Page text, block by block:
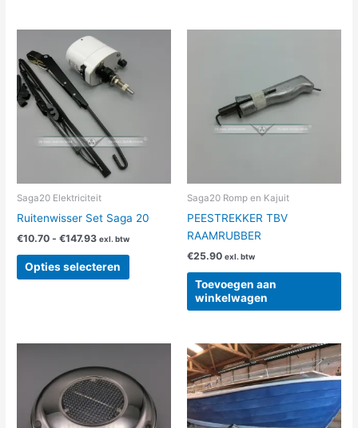
Saga20 Elektriciteit
Ruitenwisser Set Saga 20
€10.70 - €147.93
€10.70
tot
€147.93
exl. btw
Opties selecteren
meerdere
optie
op
Saga20 Romp en Kajuit
PEESTREKKER TBV
RAAMRUBBER
€25.90 exl. btw
Toevoegen aan
winkelwagen